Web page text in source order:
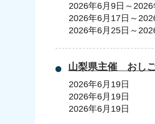
2026年6月9日 ～ 2026
2026年6月17日 ～
2026年6月25日 ～
山梨県主催 おし
2026年6月19日
2026年6月19日
2026年6月19日